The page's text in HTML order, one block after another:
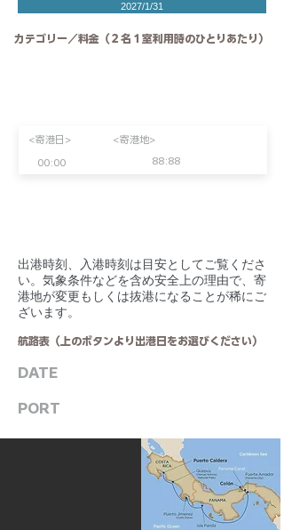
<寄港日>
00:00 88:88
<寄港地>
2027/1/31
カテゴリー／料金（２名１室利用時のひとりあたり）
​出港時刻、入港時刻は目安としてご覧くださ
い。気象条件などを含め安全上の理由で、寄
港地が変更もしくは抜港になることが稀にご
ざいます。
航路表（上のボタンより出港日をお選びください）
DATE
PORT